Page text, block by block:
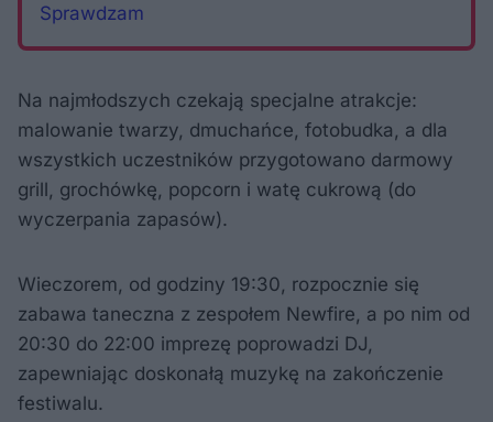
Sprawdzam
Na najmłodszych czekają specjalne atrakcje:
malowanie twarzy, dmuchańce, fotobudka, a dla
wszystkich uczestników przygotowano darmowy
grill, grochówkę, popcorn i watę cukrową (do
wyczerpania zapasów).
Wieczorem, od godziny 19:30, rozpocznie się
zabawa taneczna z zespołem Newfire, a po nim od
20:30 do 22:00 imprezę poprowadzi DJ,
zapewniając doskonałą muzykę na zakończenie
festiwalu.